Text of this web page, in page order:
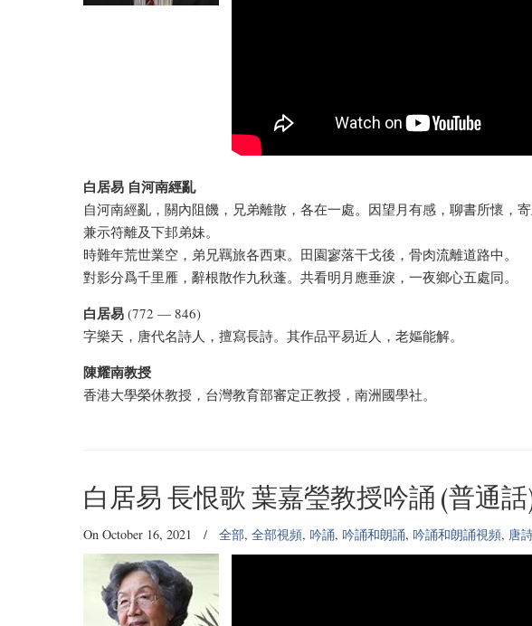
白居易 自河南經亂
自河南經亂，關內阻饑，兄弟離散，各在一處。因望月有感，聊書所懷，
兼示符離及下邽弟妹。
時難年荒世業空，弟兄羈旅各西東。田園寥落干戈後，骨肉流離道路中。
對影分爲千里雁，辭根散作九秋蓬。共看明月應垂淚，一夜鄉心五處同。
白居易 (772 — 846)
字樂天，唐代名詩人，擅寫長詩。其作品平易近人，老嫗能解。
陳耀南教授
香港大學榮休教授，台灣教育部審定正教授，南洲國學社。
白居易 長恨歌 葉嘉瑩教授吟誦 (普通
On October 16, 2021 / 全部, 全部視頻, 吟誦, 吟誦和朗誦, 吟誦和朗誦視頻, 唐